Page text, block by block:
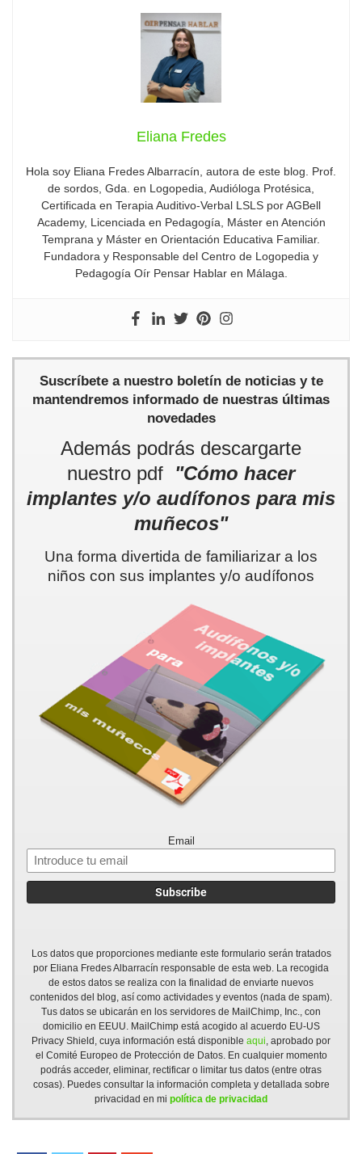
Eliana Fredes
Hola soy Eliana Fredes Albarracín, autora de este blog. Prof.
de sordos, Gda. en Logopedia, Audióloga Protésica,
Certificada en Terapia Auditivo-Verbal LSLS por AGBell
Academy, Licenciada en Pedagogía, Máster en Atención
Temprana y Máster en Orientación Educativa Familiar.
Fundadora y Responsable del Centro de Logopedia y
Pedagogía Oír Pensar Hablar en Málaga.
Suscríbete a nuestro boletín de noticias y te
mantendremos informado de nuestras últimas
novedades
Además podrás descargarte
nuestro pdf "Cómo hacer
implantes y/o audífonos para mis
muñecos"
Una forma divertida de familiarizar a los
niños con sus implantes y/o audífonos
Email
Los datos que proporciones mediante este formulario serán tratados
por Eliana Fredes Albarracín responsable de esta web. La recogida
de estos datos se realiza con la finalidad de enviarte nuevos
contenidos del blog, así como actividades y eventos (nada de spam).
Tus datos se ubicarán en los servidores de MailChimp, Inc., con
domicilio en EEUU. MailChimp está acogido al acuerdo EU-US
Privacy Shield, cuya información está disponible aqui, aprobado por
el Comité Europeo de Protección de Datos. En cualquier momento
podrás acceder, eliminar, rectificar o limitar tus datos (entre otras
cosas). Puedes consultar la información completa y detallada sobre
privacidad en mi política de privacidad